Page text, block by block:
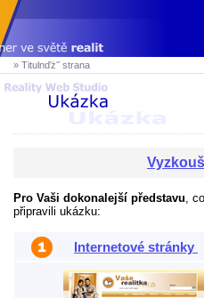
» Titulnďż˝ strana
Pro Vaši dokonalejší představu,
připravili ukázku:
Internetové stránky